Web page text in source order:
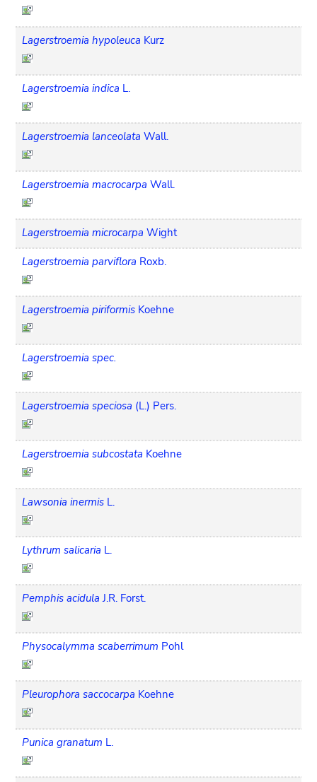
Lagerstroemia hypoleuca Kurz
Lagerstroemia indica L.
Lagerstroemia lanceolata Wall.
Lagerstroemia macrocarpa Wall.
Lagerstroemia microcarpa Wight
Lagerstroemia parviflora Roxb.
Lagerstroemia piriformis Koehne
Lagerstroemia spec.
Lagerstroemia speciosa (L.) Pers.
Lagerstroemia subcostata Koehne
Lawsonia inermis L.
Lythrum salicaria L.
Pemphis acidula J.R. Forst.
Physocalymma scaberrimum Pohl
Pleurophora saccocarpa Koehne
Punica granatum L.